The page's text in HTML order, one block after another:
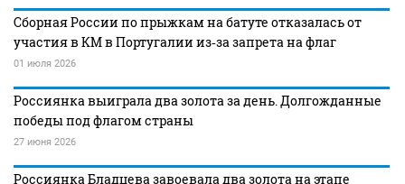
Сборная России по прыжкам на батуте отказалась от
участия в КМ в Португалии из‑за запрета на флаг
01 июля 2026
Россиянка выиграла два золота за день. Долгожданные
победы под флагом страны
27 июня 2026
Россиянка Бладцева завоевала два золота на этапе